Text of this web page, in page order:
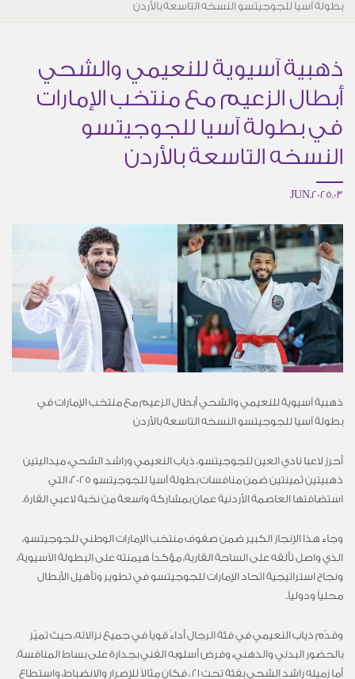
بطولة آسيا للجوجيتسو النسخه التاسعة بالأردن
ذهبية آسيوية للنعيمي والشحي
أبطال الزعيم مع منتخب الإمارات
في بطولة آسيا للجوجيتسو
النسخه التاسعة بالأردن
03.JUN.2025
ذهبية آسيوية للنعيمي والشحي أبطال الزعيم مع منتخب الإمارات في
بطولة آسيا للجوجيتسو النسخه التاسعة بالأردن
أحرز لاعبا نادي العين للجوجيتسو، ذياب النعيمي وراشد الشحي، ميداليتين
ذهبيتين ثمينتين ضمن منافسات بطولة آسيا للجوجيتسو 2025، التي
استضافتها العاصمة الأردنية عمان بمشاركة واسعة من نخبة لاعبي القارة.
وجاء هذا الإنجاز الكبير ضمن صفوف منتخب الإمارات الوطني للجوجيتسو،
الذي واصل تألقه على الساحة القارية، مؤكداً هيمنته على البطولة الآسيوية،
ونجاح استراتيجية اتحاد الإمارات للجوجيتسو في تطوير وتأهيل الأبطال
محلياً ودولياً.
وقدّم ذياب النعيمي في فئة الرجال أداءً قوياً في جميع نزالاته، حيث تميّز
بالحضور البدني والذهني، وفرض أسلوبه الفني بجدارة على بساط المنافسة.
أما زميله راشد الشحي بفئة تحت 21 ، فكان مثالاً للإصرار والانضباط، واستطاع